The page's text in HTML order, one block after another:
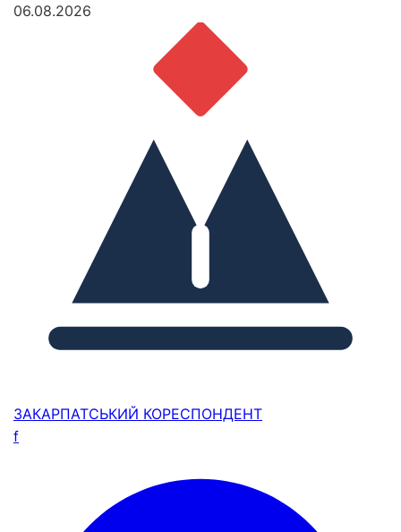
06.08.2026
ЗАКАРПАТСЬКИЙ КОРЕСПОНДЕНТ
f